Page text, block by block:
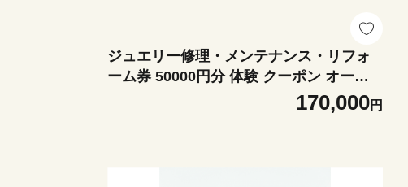
ジュエリー修理・メンテナンス・リフォ
ーム券 50000円分 体験 クーポン オーダ
ーメイド ジュエリー リング 指輪 記念 思
い出 リメイク ギフト プレゼント 贈り物
170,000円